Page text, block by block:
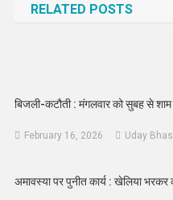
RELATED POSTS
बिजली-कटौती : मंगलवार को सुबह से
February 16, 2026 Uday
अमावस्या पर पुनीत कार्य : खेलिया भरकर